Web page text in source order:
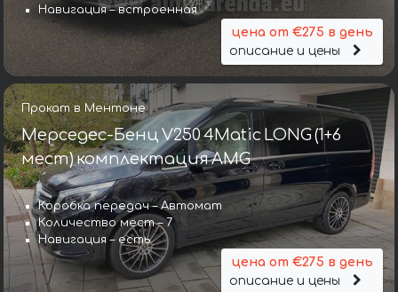
Навигация – встроенная
цена от €275 в день
описание и цены
Прокат в Ментоне
Мерседес-Бенц V250 4Matic LONG (1+6
мест) комплектация AMG
Коробка передач – Автомат
Количество мест – 7
Навигация – есть
цена от €275 в день
описание и цены